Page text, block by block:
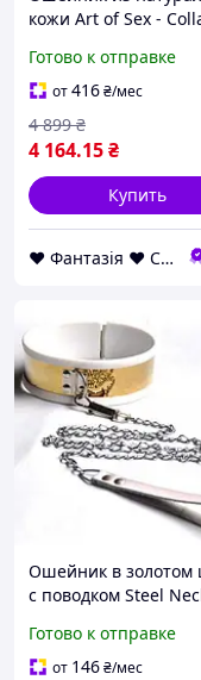
кожи Art of Sex -
Готово к отправке
от416₴/мес
4 164.15₴
4 899 ₴
Купить
❤ Фантазія ❤ Секс шоп інтернет магазин товарів для дорослих ❤ Анонімно
Ошейник в золотом
с поводком Steel
магазин без очередей
AllInOne
Готово к отправке
от 146₴/мес